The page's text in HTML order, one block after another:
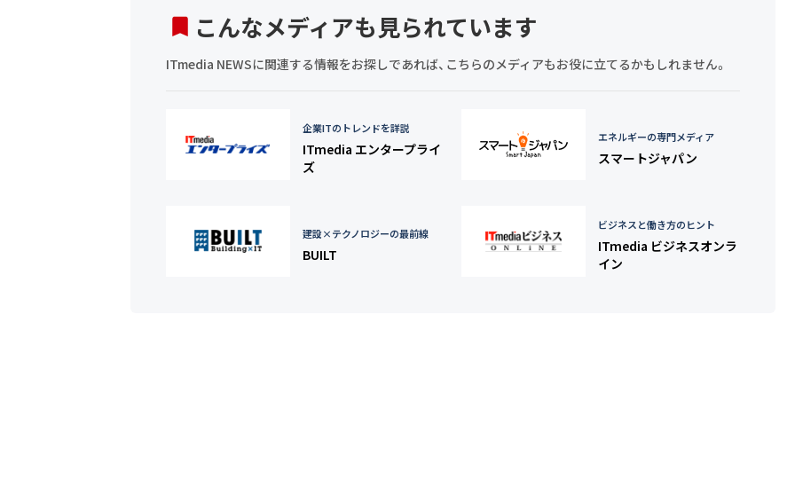
こんなメディアも見られています
ITmedia NEWSに関連する情報をお探しであれば、こちらのメディアもお役に立てるかもしれません。
企業ITのトレンドを詳説
ITmedia エンタープライ
ズ
エネルギーの専門メディア
スマートジャパン
建設×テクノロジーの最前線
BUILT
ビジネスと働き方のヒント
ITmedia ビジネスオンラ
イン